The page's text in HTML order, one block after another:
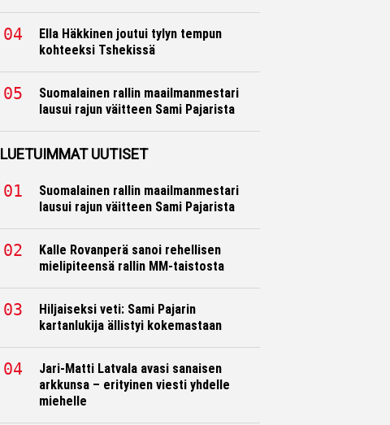
Ella Häkkinen joutui tylyn tempun
kohteeksi Tshekissä
Suomalainen rallin maailmanmestari
lausui rajun väitteen Sami Pajarista
LUETUIMMAT UUTISET
Suomalainen rallin maailmanmestari
lausui rajun väitteen Sami Pajarista
Kalle Rovanperä sanoi rehellisen
mielipiteensä rallin MM-taistosta
Hiljaiseksi veti: Sami Pajarin
kartanlukija ällistyi kokemastaan
Jari-Matti Latvala avasi sanaisen
arkkunsa – erityinen viesti yhdelle
miehelle